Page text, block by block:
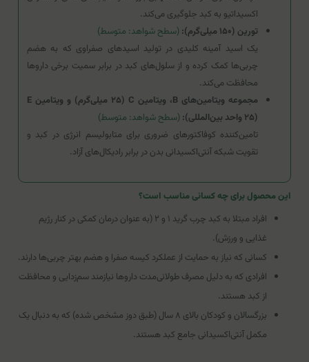
اکسیداتیو به کبد جلوگیری می‌کند.
تورین (۱۵۰ میلی‌گرم):
(سطح شواهد: متوسط)
یک اسید آمینه کلیدی در تولید اسیدهای صفراوی که به هضم
چربی‌ها کمک کرده و از سلول‌های کبد در برابر سمیت برخی داروها
محافظت می‌کند.
مجموعه ویتامین‌های B، ویتامین C (۲۵ میلی‌گرم) و ویتامین E
(۲۵ واحد بین‌المللی):
(سطح شواهد: متوسط)
تامین‌کننده کوفاکتورهای ضروری برای متابولیسم انرژی در کبد و
تقویت شبکه آنتی‌اکسیدانی بدن در برابر رادیکال‌های آزاد.
این محصول برای چه کسانی مناسب است؟
افراد مبتلا به کبد چرب گرید ۱ و ۲ (به عنوان درمان کمکی در کنار رژیم
غذایی و ورزش).
کسانی که نیاز به حمایت از عملکرد کیسه صفرا و هضم بهتر چربی‌ها دارند.
افرادی که به دلیل مصرف طولانی‌مدت داروها نیازمند سم‌زدایی و محافظت
از کبد هستند.
بزرگسالان و کودکان بالای ۸ سال (طبق دوز مشخص شده) که به دنبال یک
مکمل آنتی‌اکسیدانی جامع کبد هستند.